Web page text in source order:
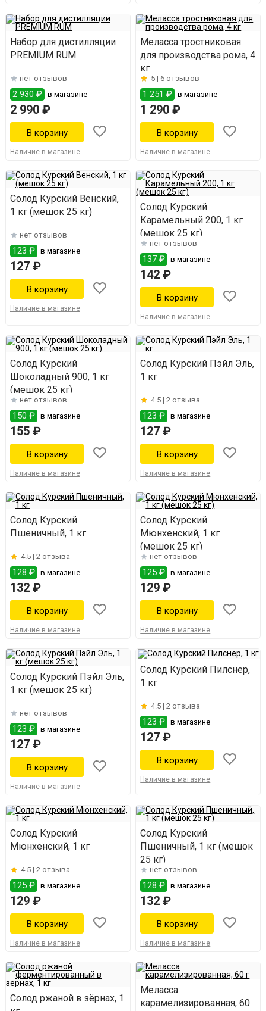
Набор для дистилляции
PREMIUM RUM
нет отзывов
2 930 ₽ в магазине
2 990 ₽
Наличие в магазине
Меласса тростниковая
для производства рома, 4
кг
5 |6 отзывов
1 251 ₽ в магазине
1 290 ₽
Наличие в магазине
Солод Курский Венский,
1 кг (мешок 25 кг)
нет отзывов
123 ₽ в магазине
127 ₽
Наличие в магазине
Солод Курский
Карамельный 200, 1 кг
(мешок 25 кг)
нет отзывов
137 ₽ в магазине
142 ₽
Наличие в магазине
Солод Курский
Шоколадный 900, 1 кг
(мешок 25 кг)
нет отзывов
150 ₽ в магазине
155 ₽
Наличие в магазине
Солод Курский Пэйл Эль,
1 кг
4.5 |2 отзыва
123 ₽ в магазине
127 ₽
Наличие в магазине
Солод Курский
Пшеничный, 1 кг
4.5 | 2 отзыва
128 ₽ в магазине
132 ₽
Наличие в магазине
Солод Курский
Мюнхенский, 1 кг
(мешок 25 кг)
нет отзывов
125 ₽ в магазине
129 ₽
Наличие в магазине
Солод Курский Пэйл Эль,
1 кг (мешок 25 кг)
нет отзывов
123 ₽ в магазине
127 ₽
Наличие в магазине
Солод Курский Пилснер,
1 кг
4.5 |2 отзыва
123 ₽ в магазине
127 ₽
Наличие в магазине
Солод Курский
Мюнхенский, 1 кг
4.5 | 2 отзыва
125 ₽ в магазине
129 ₽
Наличие в магазине
Солод Курский
Пшеничный, 1 кг (мешок
25 кг)
нет отзывов
128 ₽ в магазине
132 ₽
Наличие в магазине
Солод ржаной в зёрнах, 1
Меласса
карамелизированная, 60